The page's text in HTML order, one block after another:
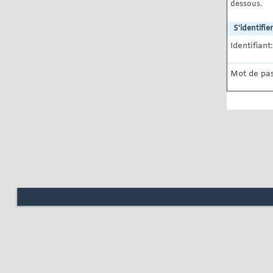
dessous.
S'identifier
Identifiant:
Mot de